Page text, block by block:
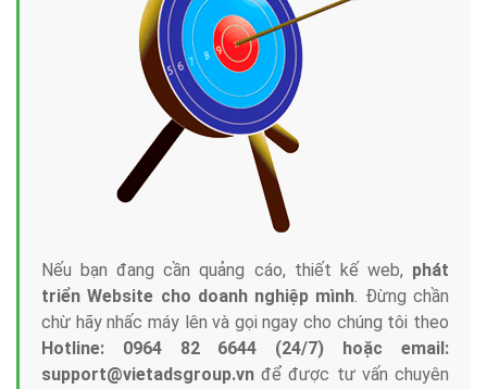
Nếu bạn đang cần quảng cáo, thiết kế web, phát
triển Website cho doanh nghiệp mình. Đừng chần
chừ hãy nhấc máy lên và gọi ngay cho chúng tôi theo
Hotline: 0964 82 6644 (24/7) hoặc email:
support@vietadsgroup.vn để được tư vấn chuyên